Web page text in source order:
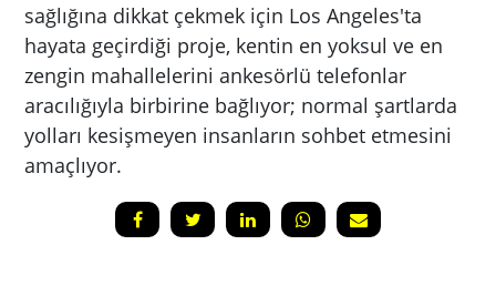
sağlığına dikkat çekmek için Los Angeles'ta
hayata geçirdiği proje, kentin en yoksul ve en
zengin mahallelerini ankesörlü telefonlar
aracılığıyla birbirine bağlıyor; normal şartlarda
yolları kesişmeyen insanların sohbet etmesini
amaçlıyor.